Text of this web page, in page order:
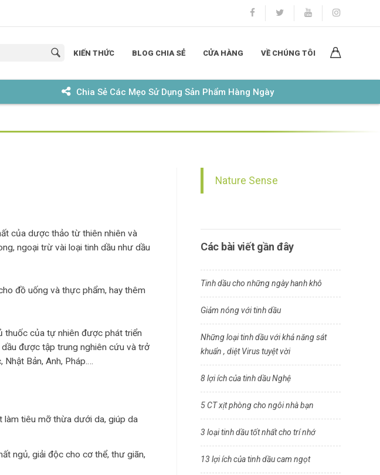
KIẾN THỨC BLOG CHIA SẺ CỬA HÀNG VỀ CHÚNG TÔI
Chia Sẻ Các Mẹo Sử Dụng Sản Phẩm Hàng Ngày
của dược thảo từ thiên nhiên và
ngoại trừ vài loại tinh dầu như dầu
đồ uống và thực phẩm, hay thêm
thuốc của tự nhiên được phát triển
được tập trung nghiên cứu và trở
Bản, Anh, Pháp….
làm tiêu mỡ thừa dưới da, giúp da
ngủ, giải độc cho cơ thể, thư giãn,
Nature Sense
Các bài viết gần đây
Tinh dầu cho những ngày hanh khô
Giảm nóng với tinh dầu
Những loại tinh dầu với khả năng sát
khuẩn , diệt Virus tuyệt vời
8 lợi ích của tinh dầu Nghệ
5 CT xịt phòng cho ngôi nhà bạn
3 loại tinh dầu tốt nhất cho trí nhớ
13 lợi ích của tinh dầu cam ngọt